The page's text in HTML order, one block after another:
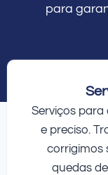
para
Serviços
e preciso.
corrigimos
quedas